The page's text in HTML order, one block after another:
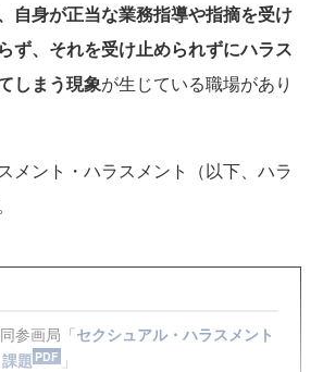
自身が正当な業務指導や指摘を受け
ず、それを受け止められずにハラス
しまう現象が生じている職場があり
メント・ハラスメント（以下、ハラ
参画局「セクシュアル・ハラスメント
題
」